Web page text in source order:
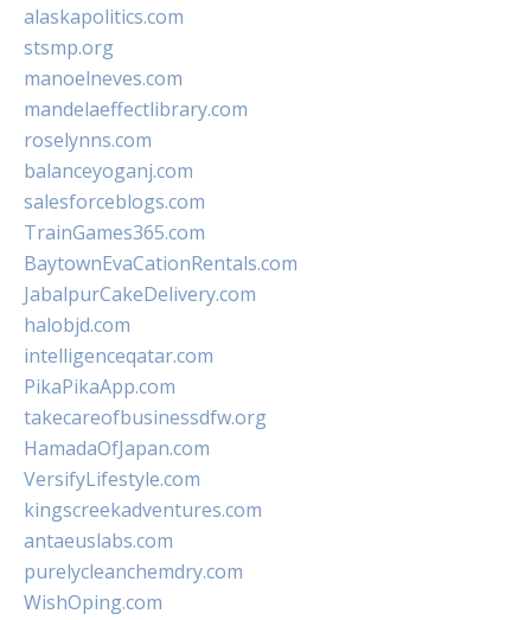
alaskapolitics.com
stsmp.org
manoelneves.com
mandelaeffectlibrary.com
roselynns.com
balanceyoganj.com
salesforceblogs.com
TrainGames365.com
BaytownEvaCationRentals.com
JabalpurCakeDelivery.com
halobjd.com
intelligenceqatar.com
PikaPikaApp.com
takecareofbusinessdfw.org
HamadaOfJapan.com
VersifyLifestyle.com
kingscreekadventures.com
antaeuslabs.com
purelycleanchemdry.com
WishOping.com